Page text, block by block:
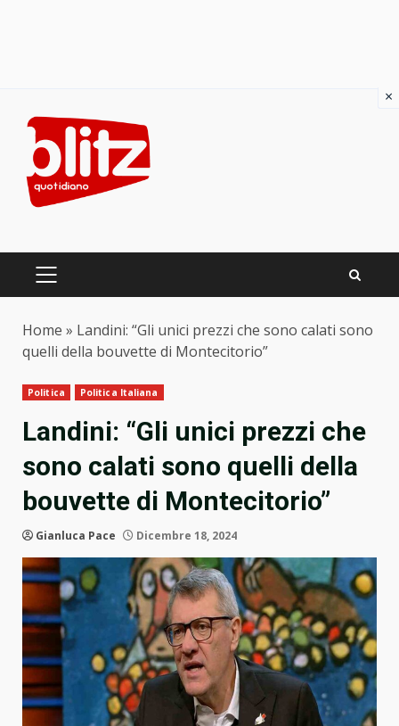
content
PRIMARY
Home » Landini: “Gli unici prezzi che sono calati sono
quelli della bouvette di Montecitorio”
Politica Politica Italiana
Landini: “Gli unici prezzi che
sono calati sono quelli della
bouvette di Montecitorio”
Gianluca Pace Dicembre 18, 2024
×